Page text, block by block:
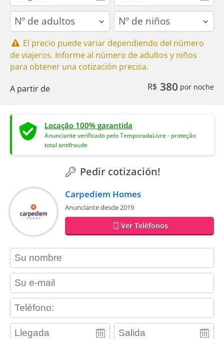
adults children
El precio puede variar dependiendo del número
de viajeros. Informe al número de adultos y niños
para obtener una cotización precisa.
A partir de
R$ 380 por noche
Locação 100% garantida
Anunciante verificado pelo TemporadaLivre - proteção
total antifraude
Pedir cotización!
Carpediem Homes
Anunciante desde 2019
Ver Teléfonos
contact_name
contact_email
contact_phone